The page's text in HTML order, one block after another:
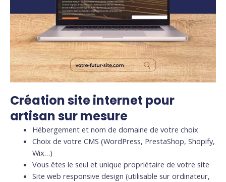
Création site internet pour
artisan sur mesure
Hébergement et nom de domaine de votre choix
Choix de votre CMS (WordPress, PrestaShop, Shopify,
Wix…)
Vous êtes le seul et unique propriétaire de votre site
Site web responsive design (utilisable sur ordinateur,